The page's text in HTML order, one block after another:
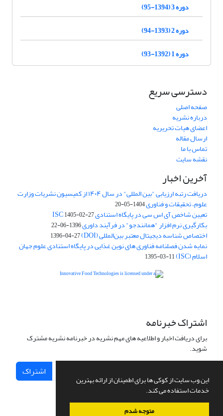
این وب سایت از کوکی ها برای اطمینان از ارائه بهترین
خدمات استفاده می کند.
متوجه شدم
دوره 3 (1394-95)
دوره 2 (1393-94)
دوره 1 (1392-93)
دسترسی سریع
صفحه اصلی
درباره نشریه
اعضای هیات تحریریه
ارسال مقاله
تماس با ما
نقشه سایت
آخرین اخبار
دریافت رتبه ارزیابی "بین المللی" در سال ۱۴۰۴ از کمیسیون نشریات وزارت
علوم، تحقیقات و فناوری1404-05-20
تعیین شاخص آی اس سی در پایگاه استنادی ISC1405-02-27
بکارگیری نرم افزار "همانندجو" در فرآیند داوری1396-06-22
اختصاص شناسه دیجیتال معتبر بین‌المللی (DOI) 1396-04-27
نمایه شدن فصلنامه فناوری های نوین غذایی در پایگاه استنادی علوم جهان
اسلام (ISC) 1395-03-11
اشتراک خبرنامه
برای دریافت اخبار و اطلاعیه های مهم نشریه در خبرنامه نشریه مشترک
شوید.
اشتراک